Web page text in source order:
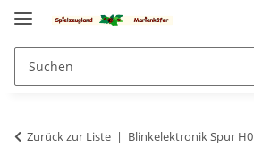
Zurück zur Liste Blinkelektronik Spur H0